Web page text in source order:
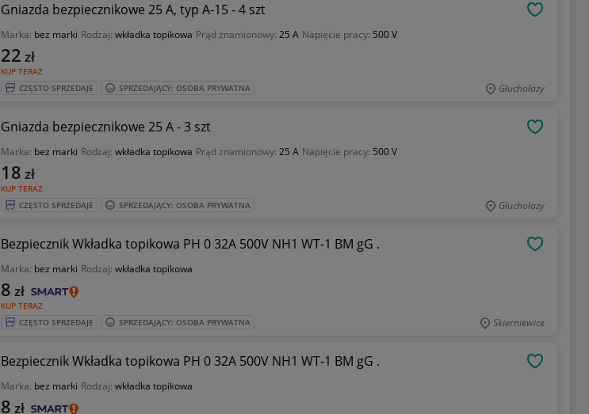
Gniazda bezpiecznikowe 25 A, typ A-15 - 4 szt
Marka: bez marki Rodzaj: wkładka topikowa Prąd znamionowy: 25 A Napięcie pracy: 500 V
KUP TERAZ
22 zł
CZĘSTO SPRZEDAJE SPRZEDAJĄCY: OSOBA PRYWATNA Głuchołazy
Gniazda bezpiecznikowe 25 A - 3 szt
Marka: bez marki Rodzaj: wkładka topikowa Prąd znamionowy: 25 A Napięcie pracy: 500 V
KUP TERAZ
18 zł
CZĘSTO SPRZEDAJE SPRZEDAJĄCY: OSOBA PRYWATNA Głuchołazy
Bezpiecznik Wkładka topikowa PH 0 32A 500V NH1 WT-1 BM gG .
Marka: bez marki Rodzaj: wkładka topikowa
KUP TERAZ
8 zł
CZĘSTO SPRZEDAJE SPRZEDAJĄCY: OSOBA PRYWATNA Skierniewice
Bezpiecznik Wkładka topikowa PH 0 32A 500V NH1 WT-1 BM gG .
Marka: bez marki Rodzaj: wkładka topikowa
8 zł